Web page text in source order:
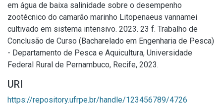
em água de baixa salinidade sobre o desempenho
zootécnico do camarão marinho Litopenaeus vannamei
cultivado em sistema intensivo. 2023. 23 f. Trabalho de
Conclusão de Curso (Bacharelado em Engenharia de Pesca)
- Departamento de Pesca e Aquicultura, Universidade
Federal Rural de Pernambuco, Recife, 2023.
URI
https://repository.ufrpe.br/handle/123456789/4726